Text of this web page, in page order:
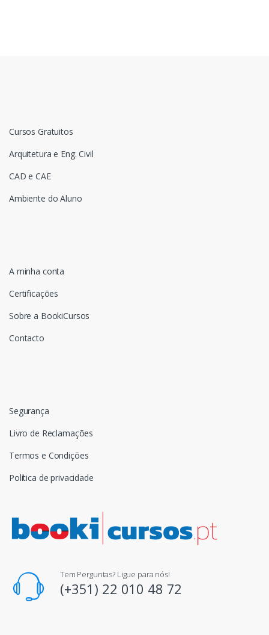
Cursos Gratuitos
Arquitetura e Eng. Civil
CAD e CAE
Ambiente do Aluno
A minha conta
Certificações
Sobre a BookiCursos
Contacto
Segurança
Livro de Reclamações
Termos e Condições
Política de privacidade
Tem Perguntas? Ligue para nós!
(+351) 22 010 48 72